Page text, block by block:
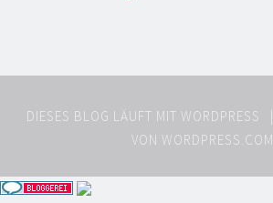
DIESES BLOG LÄUFT MIT WORDPRESS
VON WORDPRESS.COM